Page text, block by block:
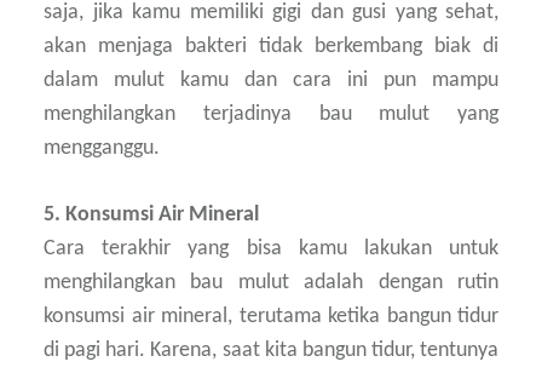
saja, jika kamu memiliki gigi dan gusi yang sehat,
akan menjaga bakteri tidak berkembang biak di
dalam mulut kamu dan cara ini pun mampu
menghilangkan terjadinya bau mulut yang
mengganggu.
5. Konsumsi Air Mineral
Cara terakhir yang bisa kamu lakukan untuk
menghilangkan bau mulut adalah dengan rutin
konsumsi air mineral, terutama ketika bangun tidur
di pagi hari. Karena, saat kita bangun tidur, tentunya